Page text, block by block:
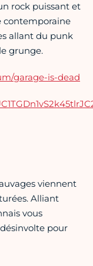
rock puissant et
contemporaine
allant du punk
grunge.
garage-is-dead
viennent
Alliant
vous
pour